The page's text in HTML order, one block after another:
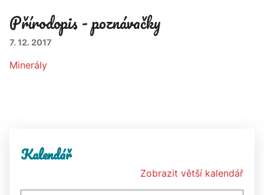
Přírodopis - poznávačky
7. 12. 2017
Minerály
Kalendář
Zobrazit větší kalendář